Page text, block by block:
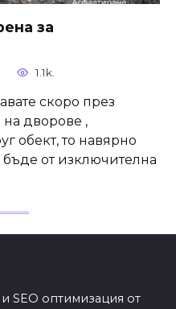
за
1.1k.
скоро през
дворове ,
обект, то навярно
бъде от изключителна
SEO оптимизация от